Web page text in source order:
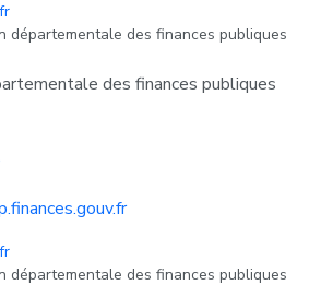
des finances publiques